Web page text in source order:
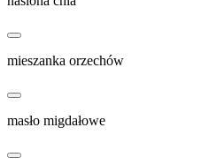
mieszanka orzechów
masło migdałowe